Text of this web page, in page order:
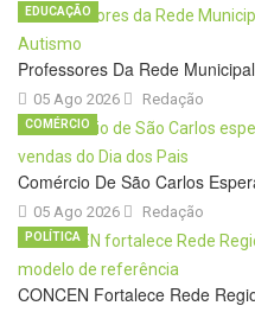
Professores Da Rede
05 Ago 2026
EDUCAÇÃO
Redação
Comércio De São Carlos
05 Ago 2026
COMÉRCIO
Redação
CONCEN Fortalece Rede
POLÍTICA